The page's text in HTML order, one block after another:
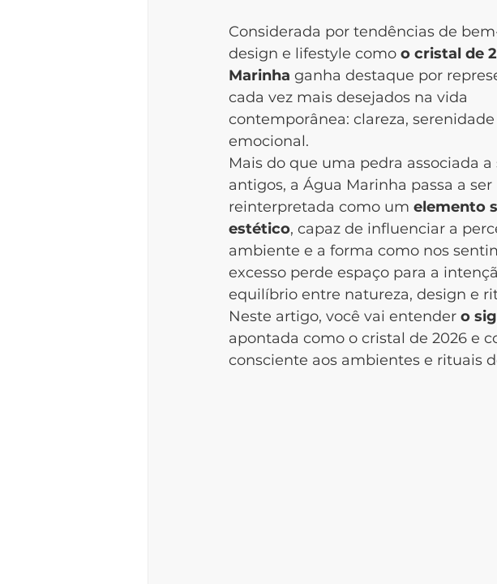
Considerada por tendências de
design e lifestyle como o cristal de
Marinha ganha destaque por
cada vez mais desejados na vida
contemporânea: clareza,
emocional.
Mais do que uma pedra associada
antigos, a Água Marinha passa a ser
reinterpretada como um elemento
estético, capaz de influenciar a
ambiente e a forma como nos
excesso perde espaço para a
equilíbrio entre natureza, design e
Neste artigo, você vai entender o
apontada como o cristal de 2026 e
consciente aos ambientes e rituais